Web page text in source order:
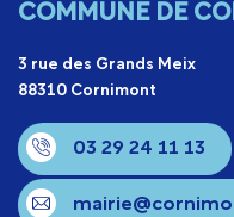
COMMUNE DE
3 rue des Grands Meix
88310 Cornimont
03 29 24 11 13